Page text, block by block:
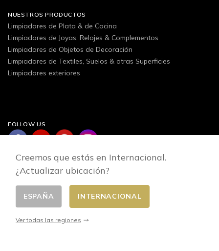
NUESTROS PRODUCTOS
Limpiadores de Plata & de Cocina
Limpiadores de Joyas, Relojes & Complementos
Limpiadores de Objetos de Decoración
Limpiadores de Textiles, Suelos & otras Superficies
Limpiadores exteriores
FOLLOW US
Cambiar pais
Creemos que estás en Internacional.
¿Actualizar ubicación?
ESPAÑA INTERNACIONAL
Ver todas las regiones